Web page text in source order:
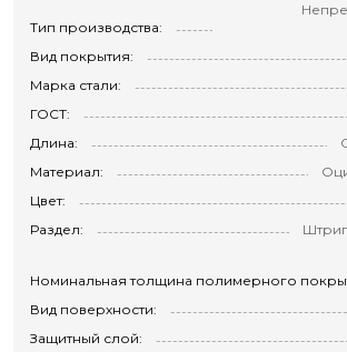
Тип производства:
Вид покрытия:
Марка стали:
ГОСТ:
Длина:
Материал:
Цвет:
Раздел:
Номинальная толщина полимерного
Вид поверхности:
Защитный слой: